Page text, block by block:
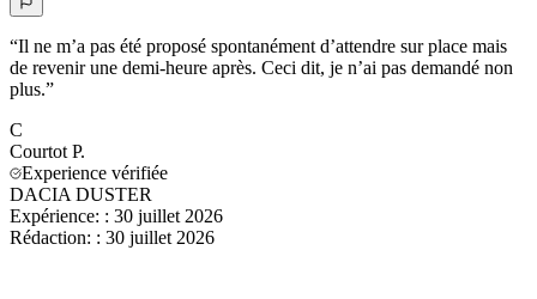
“Il ne m’a pas été proposé spontanément d’attendre sur place mais
de revenir une demi-heure après. Ceci dit, je n’ai pas demandé non
plus.”
C
Courtot P.
Experience vérifiée
DACIA DUSTER
Expérience: : 30 juillet 2026
Rédaction: : 30 juillet 2026